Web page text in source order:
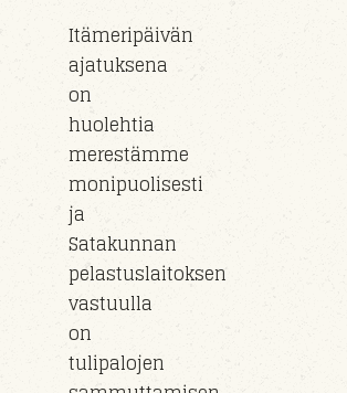
Itämeripäivän
ajatuksena
on
huolehtia
merestämme
monipuolisesti
ja
Satakunnan
pelastuslaitoksen
vastuulla
on
tulipalojen